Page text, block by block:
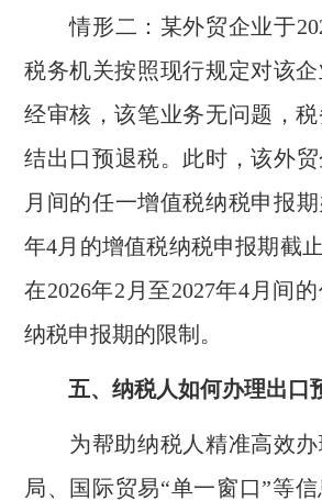
情形二：某外贸企业于
税务机关按照现行规定对该
经审核，该笔业务无问题，
结出口预退税。此时，该外
月间的任一增值税纳税申报
年4月的增值税纳税申报期截
在2026年2月至2027年4月间
纳税申报期的限制。
五、纳税人如何办理出口
为帮助纳税人精准高效办
局、国际贸易“单一窗口”等